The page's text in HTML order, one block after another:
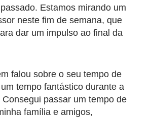
Estamos mirando um
neste fim de semana, que
dar um impulso ao final da
falou sobre o seu tempo de
tempo fantástico durante a
passar um tempo de
família e amigos,